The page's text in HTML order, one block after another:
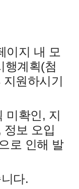
이지 내 모
행계획(첨
원하시기
미확인, 지
정보 오입
로 인해 발
다.